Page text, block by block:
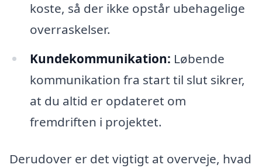
koste, så der ikke opstår ubehagelige
overraskelser.
Kundekommunikation: Løbende
kommunikation fra start til slut sikrer,
at du altid er opdateret om
fremdriften i projektet.
Derudover er det vigtigt at overveje, hvad